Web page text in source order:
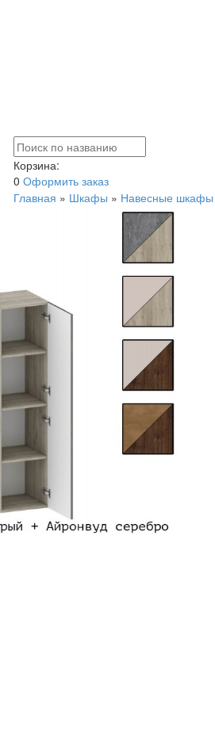
Корзина:
0 Оформить заказ
Главная » Шкафы » Навесные шкафы